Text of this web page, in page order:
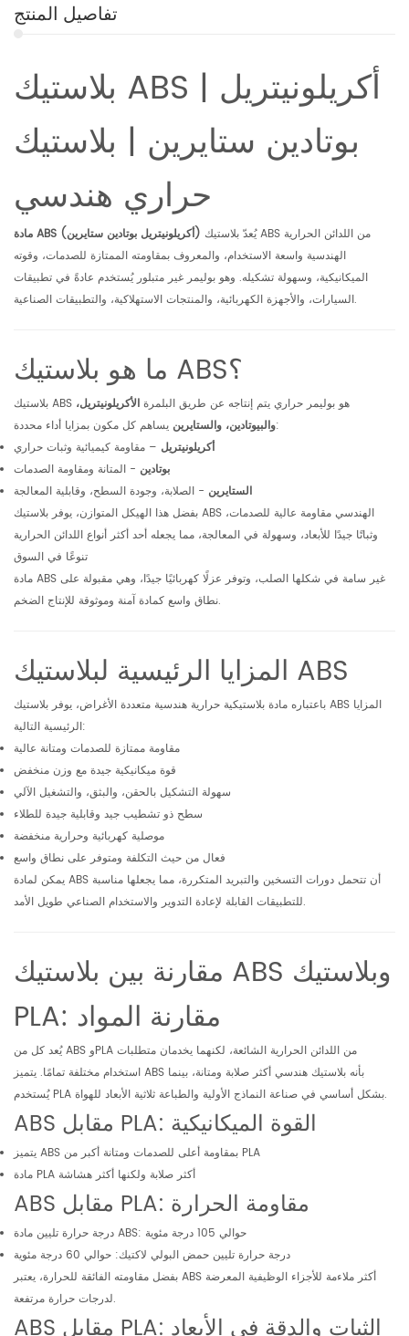
تفاصيل المنتج
بلاستيك ABS | أكريلونيتريل
بوتادين ستايرين | بلاستيك
حراري هندسي
مادة ABS (أكريلونيتريل بوتادين ستايرين) يُعدّ بلاستيك ABS من اللدائن الحرارية
الهندسية واسعة الاستخدام، والمعروف بمقاومته الممتازة للصدمات، وقوته
الميكانيكية، وسهولة تشكيله. وهو بوليمر غير متبلور يُستخدم عادةً في تطبيقات
السيارات، والأجهزة الكهربائية، والمنتجات الاستهلاكية، والتطبيقات الصناعية.
ما هو بلاستيك ABS؟
بلاستيك ABS هو بوليمر حراري يتم إنتاجه عن طريق البلمرة الأكريلونيتريل،
والبيوتادين، والستايرينيساهم كل مكون بمزايا أداء محددة:
أكريلونيتريل – مقاومة كيميائية وثبات حراري
بوتادين - المتانة ومقاومة الصدمات
الستايرين - الصلابة، وجودة السطح، وقابلية المعالجة
بفضل هذا الهيكل المتوازن، يوفر بلاستيك ABS الهندسي مقاومة عالية للصدمات،
وثباتًا جيدًا للأبعاد، وسهولة في المعالجة، مما يجعله أحد أكثر أنواع اللدائن الحرارية
تنوعًا في السوق
مادة ABS غير سامة في شكلها الصلب، وتوفر عزلًا كهربائيًا جيدًا، وهي مقبولة على
نطاق واسع كمادة آمنة وموثوقة للإنتاج الضخم.
المزايا الرئيسية لبلاستيك ABS
باعتباره مادة بلاستيكية حرارية هندسية متعددة الأغراض، يوفر بلاستيك ABS المزايا
الرئيسية التالية:
مقاومة ممتازة للصدمات ومتانة عالية
قوة ميكانيكية جيدة مع وزن منخفض
سهولة التشكيل بالحقن، والبثق، والتشغيل الآلي
سطح ذو تشطيب جيد وقابلية جيدة للطلاء
موصلية كهربائية وحرارية منخفضة
فعال من حيث التكلفة ومتوفر على نطاق واسع
يمكن لمادة ABS أن تتحمل دورات التسخين والتبريد المتكررة، مما يجعلها مناسبة
للتطبيقات القابلة لإعادة التدوير والاستخدام الصناعي طويل الأمد.
مقارنة بين بلاستيك ABS وبلاستيك
PLA: مقارنة المواد
يُعد كل من ABS وPLA من اللدائن الحرارية الشائعة، لكنهما يخدمان متطلبات
استخدام مختلفة تمامًا. يتميز ABS بأنه بلاستيك هندسي أكثر صلابة ومتانة، بينما
يُستخدم PLA بشكل أساسي في صناعة النماذج الأولية والطباعة ثلاثية الأبعاد للهواة.
ABS مقابل PLA: القوة الميكانيكية
يتميز ABS بمقاومة أعلى للصدمات ومتانة أكبر من PLA
مادة PLA أكثر صلابة ولكنها أكثر هشاشة
ABS مقابل PLA: مقاومة الحرارة
درجة حرارة تليين مادة ABS: حوالي 105 درجة مئوية
درجة حرارة تليين حمض البولي لاكتيك: حوالي 60 درجة مئوية
بفضل مقاومته الفائقة للحرارة، يعتبر ABS أكثر ملاءمة للأجزاء الوظيفية المعرضة
لدرجات حرارة مرتفعة.
ABS مقابل PLA: الثبات والدقة في الأبعاد